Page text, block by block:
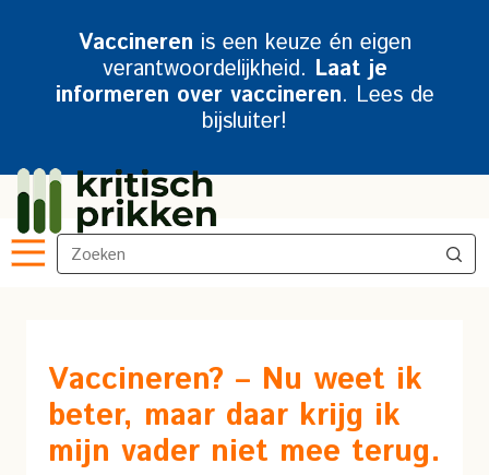
Vaccineren is een keuze én eigen
verantwoordelijkheid. Laat je
informeren over vaccineren. Lees de
bijsluiter!
Vaccineren? – Nu weet ik
beter, maar daar krijg ik
mijn vader niet mee terug.